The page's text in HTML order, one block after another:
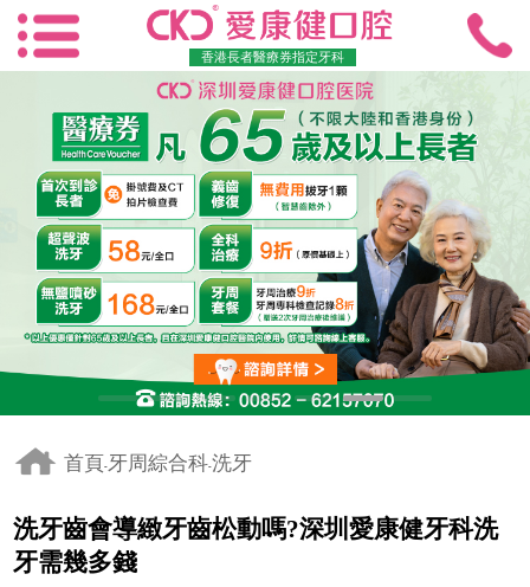
香港長者醫療券指定牙科
首頁- 牙周綜合科-洗牙
洗牙齒會導緻牙齒松動嗎?深圳愛康健牙科洗
牙需幾多錢